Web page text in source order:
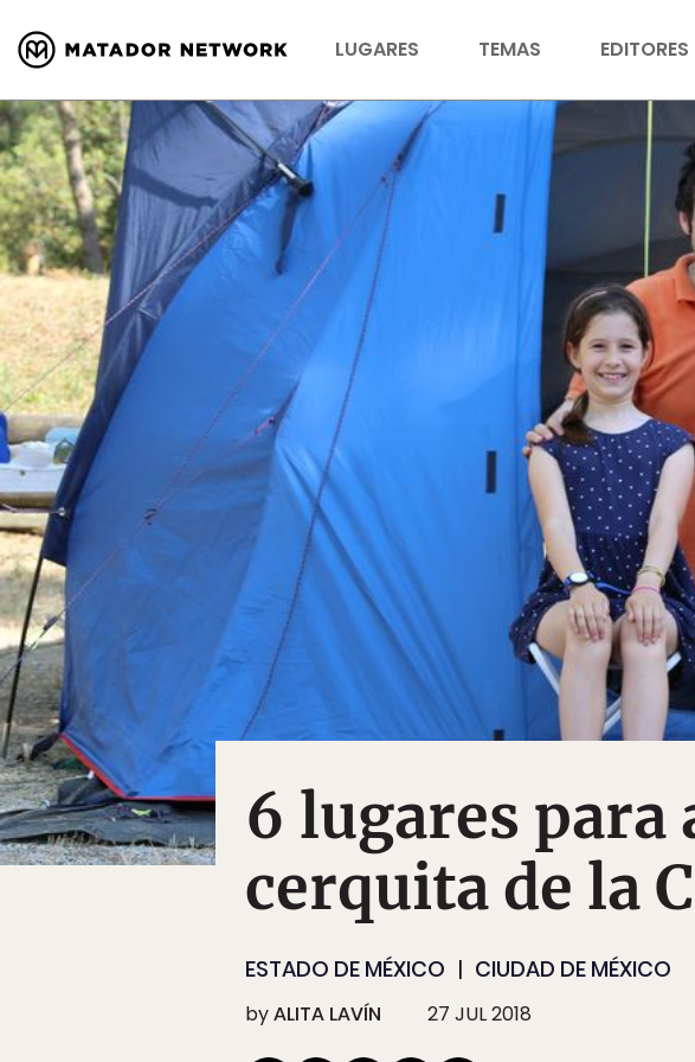
LUGARES TEMAS EDITORES
6 lugares para
cerquita de la
ESTADO DE MÉXICO CIUDAD DE MÉXICO
byALITA LAVÍN 27 JUL 2018